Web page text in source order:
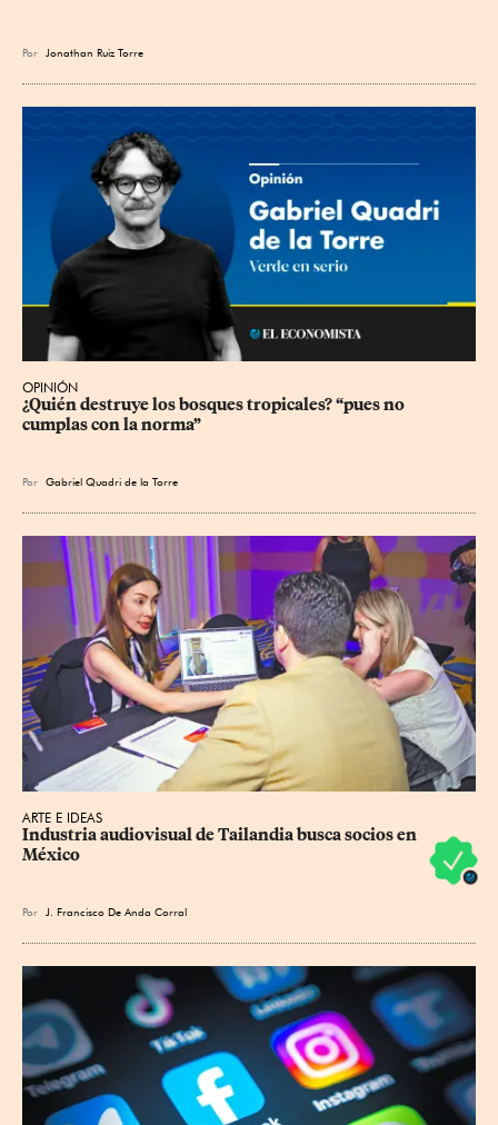
Por Jonathan Ruiz Torre
OPINIÓN
¿Quién destruye los bosques tropicales? “pues no
cumplas con la norma”
Por Gabriel Quadri de la Torre
ARTE E IDEAS
Industria audiovisual de Tailandia busca socios en
México
Por J. Francisco De Anda Corral